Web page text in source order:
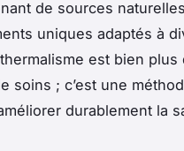
de sources
uniques adaptés à
est bien plus
soins ; c’est une
durablement la